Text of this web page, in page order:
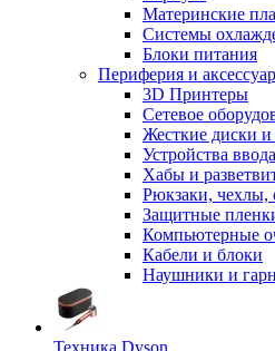
Материнские
Системы
Блоки питания
Периферия и
3D Принтеры
Сетевое
Жесткие диски и
Устройства ввода
Хабы и
Рюкзаки, чехлы,
Защитные
Компьютерные
Кабели и блоки
Наушники и
Техника Dyson